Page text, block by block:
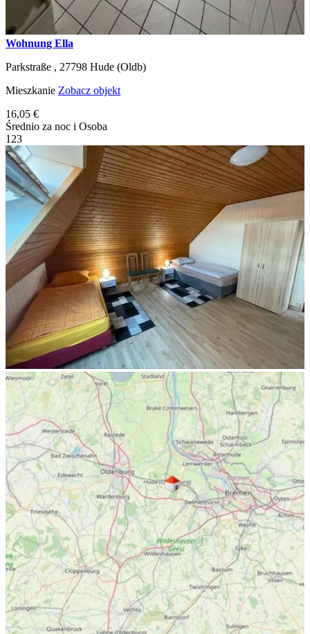
Wohnung Ella
Parkstraße , 27798 Hude (Oldb)
Mieszkanie Zobacz objekt
16,05 €
Średnio za noc i Osoba
1 23